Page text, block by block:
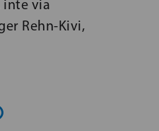
inte via
Rehn-Kivi,